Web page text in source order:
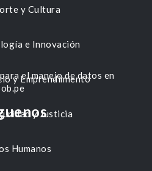
y Cultura
e Innovación
y Emprendimiento
y Justicia
Humanos
el manejo de datos en